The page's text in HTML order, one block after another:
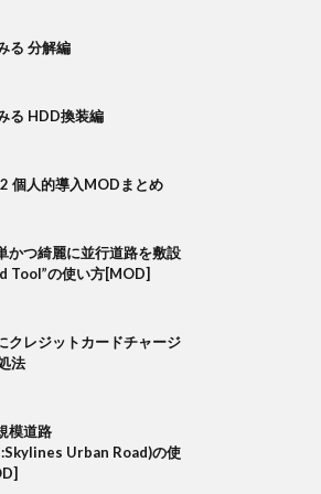
る 分解編
る HDD換装編
個人的導入MODまとめ
つ綺麗に並行道路を敷設
Tool”の使い方[MOD]
クレジットカードチャージ
法
模道路
Urban Road)の使